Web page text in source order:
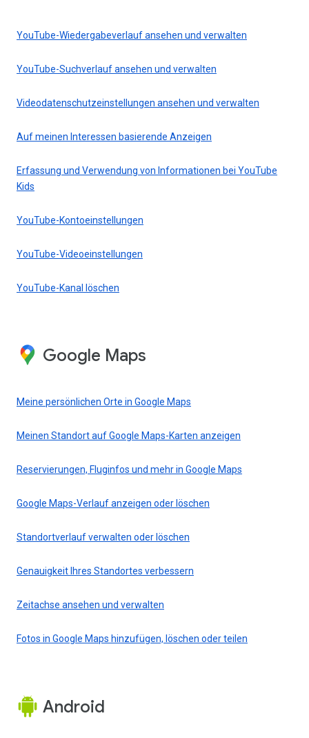
YouTube-Wiedergabeverlauf ansehen und verwalten
YouTube-Suchverlauf ansehen und verwalten
Videodatenschutzeinstellungen ansehen und verwalten
Auf meinen Interessen basierende Anzeigen
Erfassung und Verwendung von Informationen bei YouTube
Kids
YouTube-Kontoeinstellungen
YouTube-Videoeinstellungen
YouTube-Kanal löschen
Google Maps
Meine persönlichen Orte in Google Maps
Meinen Standort auf Google Maps-Karten anzeigen
Reservierungen, Fluginfos und mehr in Google Maps
Google Maps-Verlauf anzeigen oder löschen
Standortverlauf verwalten oder löschen
Genauigkeit Ihres Standortes verbessern
Zeitachse ansehen und verwalten
Fotos in Google Maps hinzufügen, löschen oder teilen
Android